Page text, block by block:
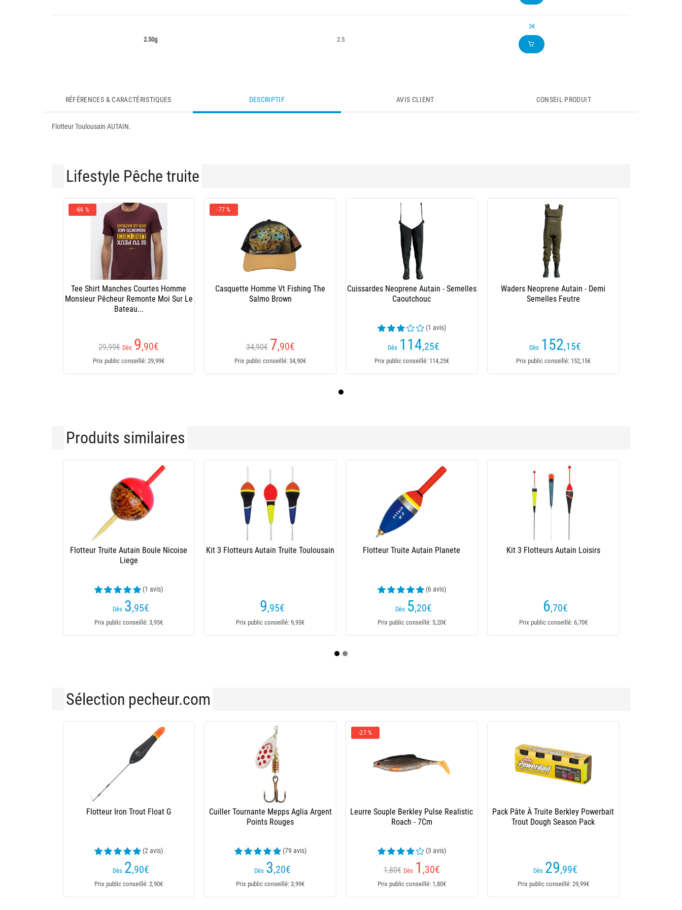
2.50g 2.5
3€
RÉFÉRENCES & CARACTÉRISTIQUES DESCRIPTIF AVIS CLIENT CONSEIL PRODUIT
Flotteur Toulousain AUTAIN.
Lifestyle Pêche truite
-66 %
Tee Shirt Manches Courtes Homme
Monsieur Pêcheur Remonte Moi Sur Le
Bateau...
29,99€ Dès 9,90€
Prix public conseillé: 29,99€
-77 %
Casquette Homme Vt Fishing The
Salmo Brown
34,90€ 7,90€
Prix public conseillé: 34,90€
Cuissardes Neoprene Autain - Semelles
Caoutchouc
(1 avis)
Dès 114,25€
Prix public conseillé: 114,25€
Waders Neoprene Autain - Demi
Semelles Feutre
Dès 152,15€
Prix public conseillé: 152,15€
Produits similaires
Kit 3 Flotteurs Autain Truite Fendu
10,85€
Prix public conseillé: 10,85€
Kit 3 Flotteurs Autain Truite Poire
7,95€
Prix public conseillé: 7,95€
Kit 3 Flotteurs Autain Truite Mix
7,30€
Prix public conseillé: 7,30€
Flotteur Autain Toulousain Boule
3,50€
Prix public conseillé: 3,50€
Sélection pecheur.com
Flotteur Autain Toulousain Boule Flotteur Autain Toulousain Liege Tl Flotteur Autain Kima